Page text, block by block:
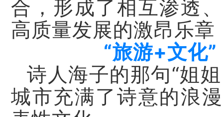
合，形成了相互渗透
高质量发展的激昂乐
“旅游+文化
诗人海子的那句“姐
城市充满了诗意的浪